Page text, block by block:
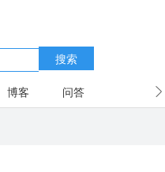
搜索
博客 问答